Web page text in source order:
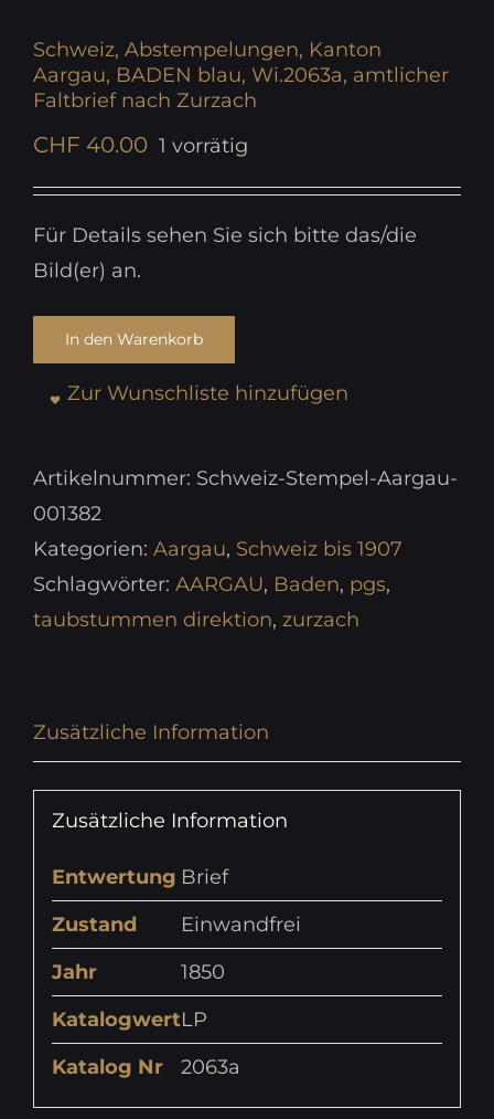
Schweiz, Abstempelungen, Kanton
Aargau, BADEN blau, Wi.2063a, amtlicher
Faltbrief nach Zurzach
CHF 40.00 1 vorrätig
Für Details sehen Sie sich bitte das/die
Bild(er) an.
In den Warenkorb
Zur Wunschliste hinzufügen
Artikelnummer: Schweiz-Stempel-Aargau-
001382
Kategorien: Aargau, Schweiz bis 1907
Schlagwörter: AARGAU, Baden, pgs,
taubstummen direktion, zurzach
Zusätzliche Information
Zusätzliche Information
Entwertung Brief
Zustand
Einwandfrei
Jahr
1850
KatalogwertLP
Katalog Nr
2063a